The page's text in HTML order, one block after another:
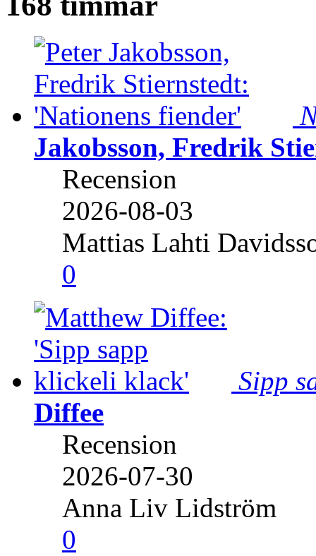
Jakobsson, Fredrik
Recension
2026-08-03
Mattias Lahti
0
Sipp
Diffee
Recension
2026-07-30
Anna Liv Lidström
0